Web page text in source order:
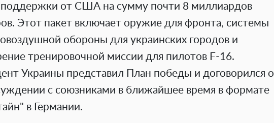
поддержки от США на сумму почти 8 миллиардов
Этот пакет включает оружие для фронта, системы
обороны для украинских городов и
тренировочной миссии для пилотов F-16.
Украины представил План победы и договорился о
с союзниками в ближайшее время в формате
в Германии.